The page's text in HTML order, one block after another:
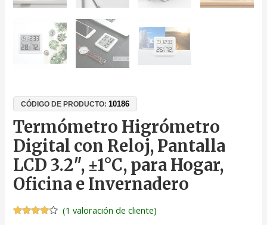
CÓDIGO DE PRODUCTO:10186
Termómetro Higrómetro
Digital con Reloj, Pantalla
LCD 3.2″, ±1°C, para Hogar,
Oficina e Invernadero
(1 valoración de cliente)